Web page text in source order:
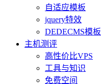
自适应模板
jquery特效
DEDECMS模板
主机测评
高性价比VPS
工具与知识
免费空间